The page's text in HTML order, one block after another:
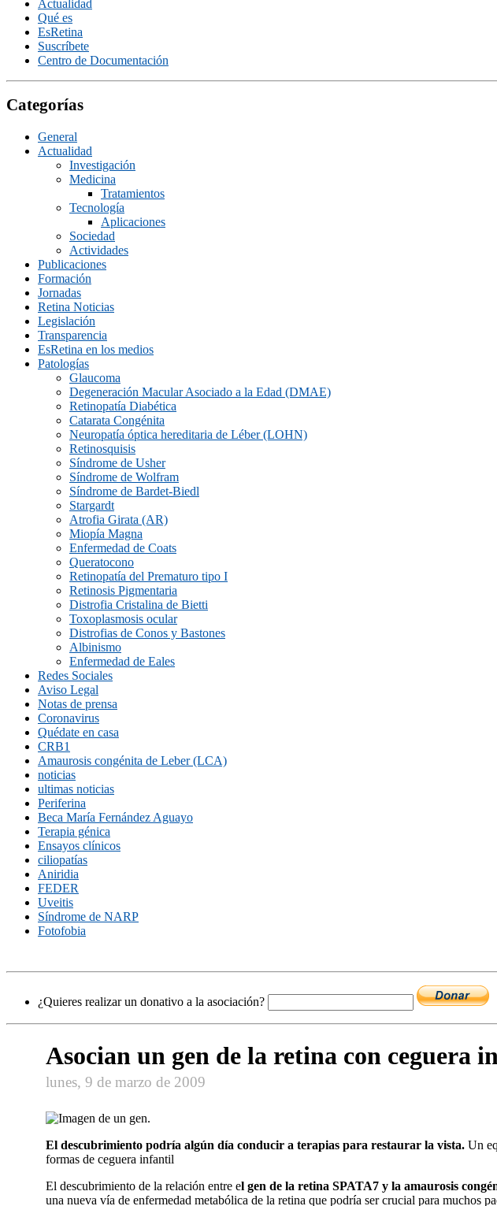
Actualidad
Qué es
EsRetina
Suscrí­bete
Centro de Documentación
Categorías
General
Actualidad
Investigación
Medicina
Tratamientos
Tecnologí­a
Aplicaciones
Sociedad
Actividades
Publicaciones
Formación
Jornadas
Retina Noticias
Legislación
Transparencia
EsRetina en los medios
Patologías
Glaucoma
Degeneración Macular Asociado a la Edad (DMAE)
Retinopatía Diabética
Catarata Congénita
Neuropatí­a óptica hereditaria de Léber (LOHN)
Retinosquisis
Síndrome de Usher
Síndrome de Wolfram
Síndrome de Bardet-Biedl
Stargardt
Atrofia Girata (AR)
Miopía Magna
Enfermedad de Coats
Queratocono
Retinopatí­a del Prematuro tipo I
Retinosis Pigmentaria
Distrofia Cristalina de Bietti
Toxoplasmosis ocular
Distrofias de Conos y Bastones
Albinismo
Enfermedad de Eales
Redes Sociales
Aviso Legal
Notas de prensa
Coronavirus
Quédate en casa
CRB1
Amaurosis congénita de Leber (LCA)
noticias
ultimas noticias
Periferina
Beca María Fernández Aguayo
Terapia génica
Ensayos clínicos
ciliopatías
Aniridia
FEDER
Uveitis
Síndrome de NARP
Fotofobia
¿Quieres realizar un donativo a la asociación?
Asocian un gen de la retina con ceguera
lunes, 9 de marzo de 2009
El descubrimiento podrí­a algún dí­a conducir a terapias para restaurar la vista. Un
formas de ceguera infantil
El descubrimiento de la relación entre el gen de la retina SPATA7 y la amaurosis
una nueva ví­a de enfermedad metabólica de la retina que podrí­a ser crucial para muchos